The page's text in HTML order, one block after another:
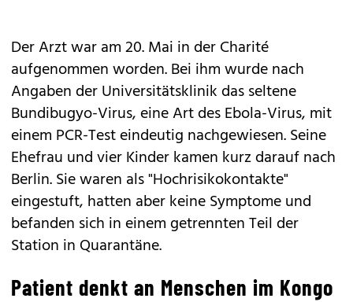
Der Arzt war am 20. Mai in der Charité
aufgenommen worden. Bei ihm wurde nach
Angaben der Universitätsklinik das seltene
Bundibugyo-Virus, eine Art des Ebola-Virus, mit
einem PCR-Test eindeutig nachgewiesen. Seine
Ehefrau und vier Kinder kamen kurz darauf nach
Berlin. Sie waren als "Hochrisikokontakte"
eingestuft, hatten aber keine Symptome und
befanden sich in einem getrennten Teil der
Station in Quarantäne.
Patient denkt an Menschen im Kongo